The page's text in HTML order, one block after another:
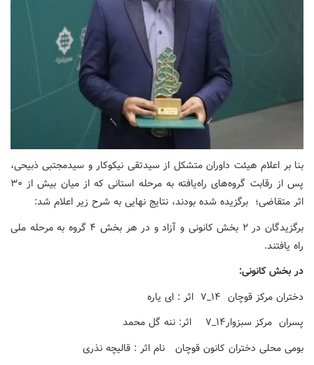
بنا بر اعلام هیئت داوران متشکل از سیدتقی نیکوکار و سیدمجتبی ذبیحی،
پس از رقابت گروه‌های راه‌یافته به مرحله استانی که از میان بیش از ۳۰
اثر متقاضی؛ برگزیده شده بودند، نتایج نهایی به شرح زیر اعلام شد:
برگزیدگان در ۲ بخش کانونی و آزاد و در هر بخش ۴ گروه به مرحله ملی
راه یافتند.
در بخش کانونی:
دختران مرکز قوچان ۱۴_۷ اثر : ای یاره
پسران مرکز سبزوار۱۴_۷ اثر: ننه گل محمد
بومی محلی دختران کانون قوچان نام اثر : قالیچه نذری